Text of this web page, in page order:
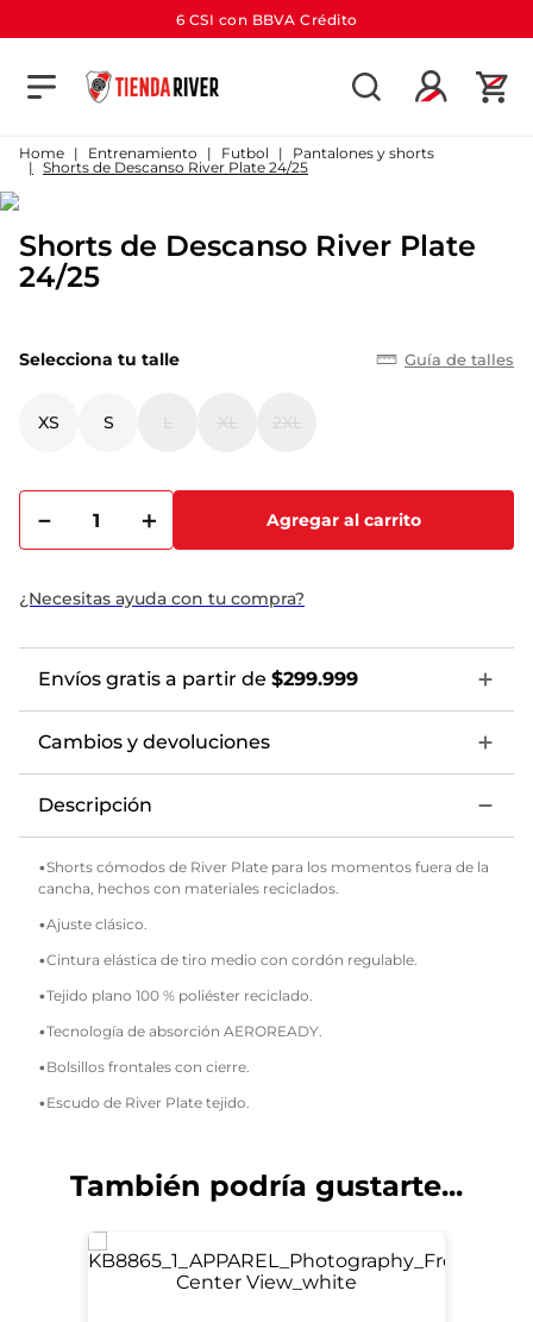
6 CSI con BBVA Crédito
Entrenamiento Futbol
Pantalones y shorts
Shorts de Descanso River Plate 24/25
Shorts de Descanso River Plate
24/25
Guía de talles
Selecciona tu talle
XS S
＋
－ Agregar al carrito
¿Necesitas ayuda con tu compra?
Envíos gratis a partir de $299.999
Cambios y devoluciones
Descripción
•Shorts cómodos de River Plate para los momentos fuera de la
cancha, hechos con materiales reciclados.
•Ajuste clásico.
•Cintura elástica de tiro medio con cordón regulable.
•Tejido plano 100 % poliéster reciclado.
•Tecnología de absorción AEROREADY.
•Bolsillos frontales con cierre.
•Escudo de River Plate tejido.
También podría gustarte...
TÉRMINOS MÁS BUSCADOS
1
camiseta
4.
short
6.
pantalon
10. aniversario